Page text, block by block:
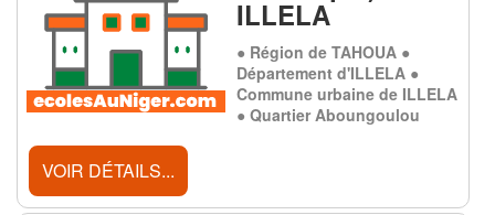
ILLELA
● Région de TAHOUA ●
Département d'ILLELA ●
Commune urbaine de ILLELA
● Quartier Aboungoulou
VOIR DÉTAILS...